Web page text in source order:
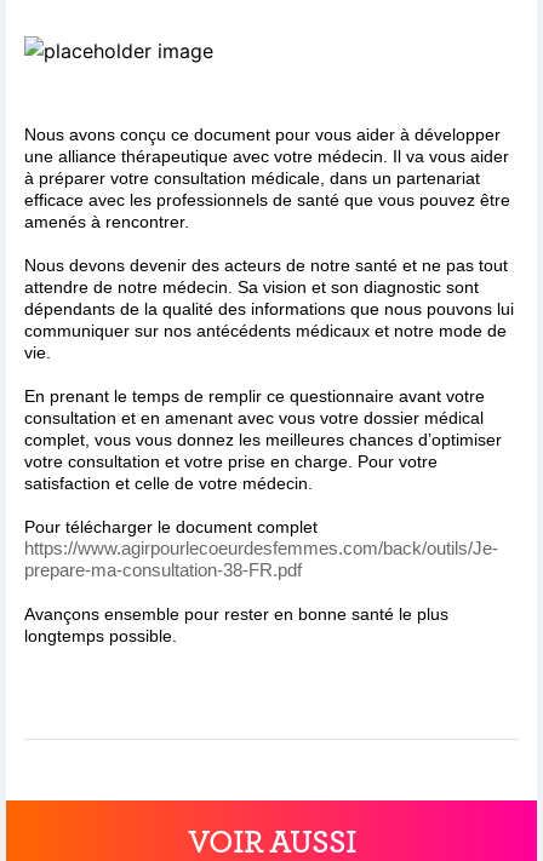
Nous avons conçu ce document pour vous aider à développer
une alliance thérapeutique avec votre médecin. Il va vous aider
à préparer votre consultation médicale, dans un partenariat
efficace avec les professionnels de santé que vous pouvez être
amenés à rencontrer.
Nous devons devenir des acteurs de notre santé et ne pas tout
attendre de notre médecin. Sa vision et son diagnostic sont
dépendants de la qualité des informations que nous pouvons lui
communiquer sur nos antécédents médicaux et notre mode de
vie.
En prenant le temps de remplir ce questionnaire avant votre
consultation et en amenant avec vous votre dossier médical
complet, vous vous donnez les meilleures chances d’optimiser
votre consultation et votre prise en charge. Pour votre
satisfaction et celle de votre médecin.
Pour télécharger le document complet
https://www.agirpourlecoeurdesfemmes.com/back/outils/Je-
prepare-ma-consultation-38-FR.pdf
Avançons ensemble pour rester en bonne santé le plus
longtemps possible.
VOIR AUSSI